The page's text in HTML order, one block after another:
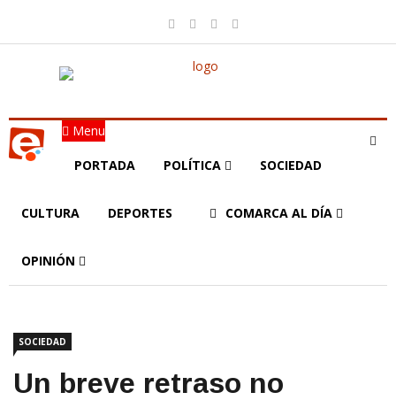
Menu
PORTADA POLÍTICA SOCIEDAD
CULTURA DEPORTES COMARCA AL DÍA
OPINIÓN
SOCIEDAD
Un breve retraso no